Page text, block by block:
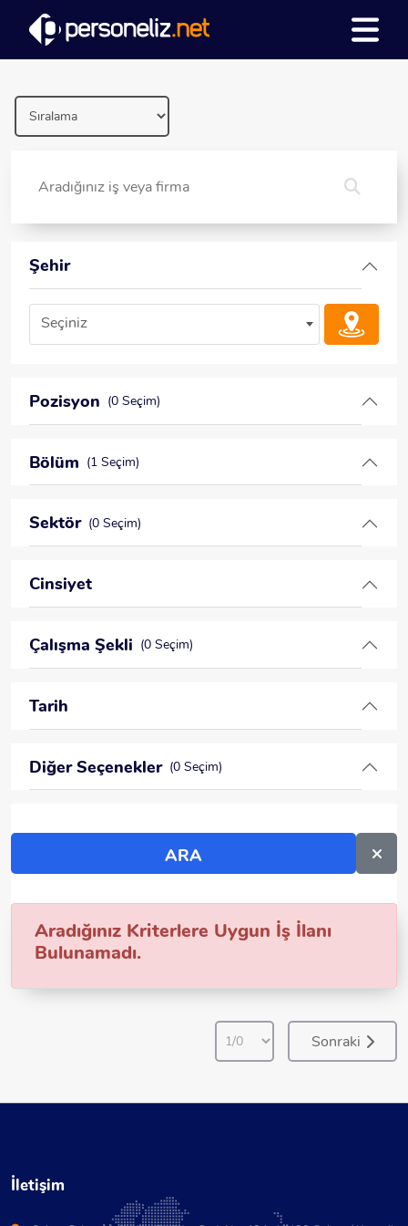
Şehir
Seçiniz
Pozisyon (0 Seçim)
Bölüm (1 Seçim)
Sektör (0 Seçim)
Cinsiyet
Çalışma Şekli (0 Seçim)
Tarih
Diğer Seçenekler (0 Seçim)
Aradığınız Kriterlere Uygun İş İlanı
Bulunamadı.
Sonraki
İletişim